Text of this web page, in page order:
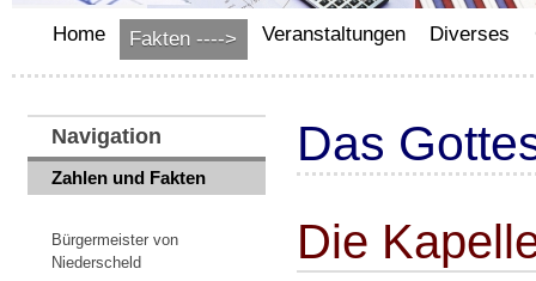
Home Fakten ----> Veranstaltungen Diverses
Navigation
Zahlen und Fakten
Bürgermeister von
Niederscheld
Das
Die